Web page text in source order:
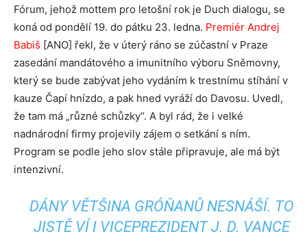
Fórum, jehož mottem pro letošní rok je Duch dialogu, se
koná od pondělí 19. do pátku 23. ledna. Premiér Andrej
Babiš [ANO] řekl, že v úterý ráno se zúčastní v Praze
zasedání mandátového a imunitního výboru Sněmovny,
který se bude zabývat jeho vydáním k trestnímu stíhání v
kauze Čapí hnízdo, a pak hned vyráží do Davosu. Uvedl,
že tam má „různé schůzky“. A byl rád, že i velké
nadnárodní firmy projevily zájem o setkání s ním.
Program se podle jeho slov stále připravuje, ale má být
intenzivní.
DÁNY VĚTŠINA GRÓŇANŮ NESNÁŠÍ. TO
JISTĚ VÍ I VICEPREZIDENT J. D. VANCE